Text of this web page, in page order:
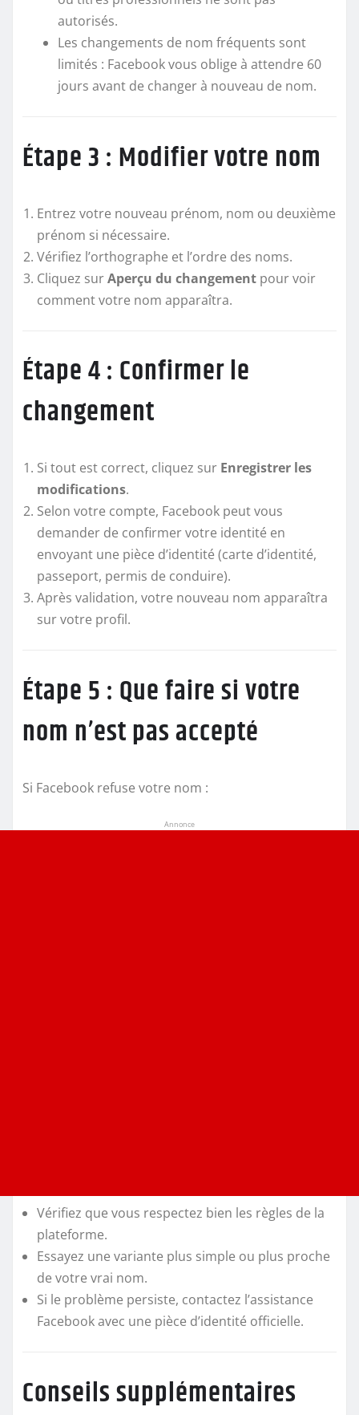
autorisés.
Les changements de nom fréquents sont
limités : Facebook vous oblige à attendre 60
jours avant de changer à nouveau de nom.
Étape 3 : Modifier votre nom
Entrez votre nouveau prénom, nom ou deuxième
prénom si nécessaire.
Vérifiez l’orthographe et l’ordre des noms.
Cliquez surAperçu du changement pour voir
comment votre nom apparaîtra.
Étape 4 : Confirmer le
changement
Si tout est correct, cliquez sur Enregistrer les
modifications.
Selon votre compte, Facebook peut vous
demander de confirmer votre identité en
envoyant une pièce d’identité (carte d’identité,
passeport, permis de conduire).
Après validation, votre nouveau nom apparaîtra
sur votre profil.
Étape 5 : Que faire si votre
nom n’est pas accepté
Si Facebook refuse votre nom :
Annonce
Vérifiez que vous respectez bien les règles de la
plateforme.
Essayez une variante plus simple ou plus proche
de votre vrai nom.
Si le problème persiste, contactez l’assistance
Facebook avec une pièce d’identité officielle.
Conseils supplémentaires